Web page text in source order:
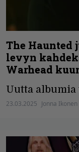
The Haunted
levyn
Warhead
Uutta
23.03.2025 Jonna Ikonen